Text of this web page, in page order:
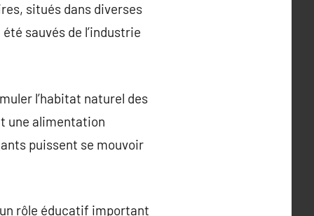
situés dans diverses
sauvés de l’industrie
l’habitat naturel des
une alimentation
puissent se mouvoir
rôle éducatif important